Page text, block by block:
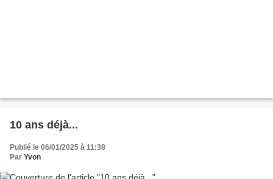
10 ans déjà...
Publié le 06/01/2025 à 11:38
Par Yvon